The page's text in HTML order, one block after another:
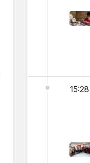
15:28